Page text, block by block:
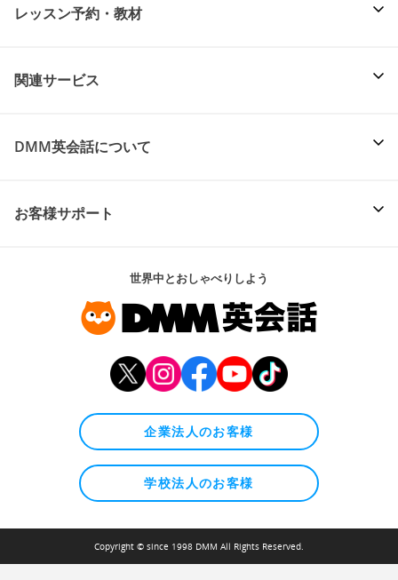
レッスン予約・教材
関連サービス
DMM英会話について
お客様サポート
世界中とおしゃべりしよう
企業法人のお客様
学校法人のお客様
Copyright © since 1998 DMM All Rights Reserved.